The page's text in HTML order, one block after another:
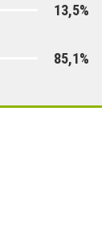
13,5%
85,1%